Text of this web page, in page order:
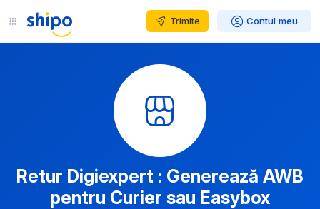
Trimite Contul meu
Retur Digiexpert : Generează AWB
pentru Curier sau Easybox